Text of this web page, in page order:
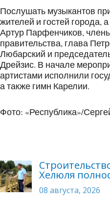
Послушать музыкантов
жителей и гостей города,
Артур Парфенчиков,
правительства, глава
Любарский и
Дрейзис. В начале
артистами исполнили
а также гимн Карелии.
Фото: «Республика»/
Хелюля
08 августа, 2026